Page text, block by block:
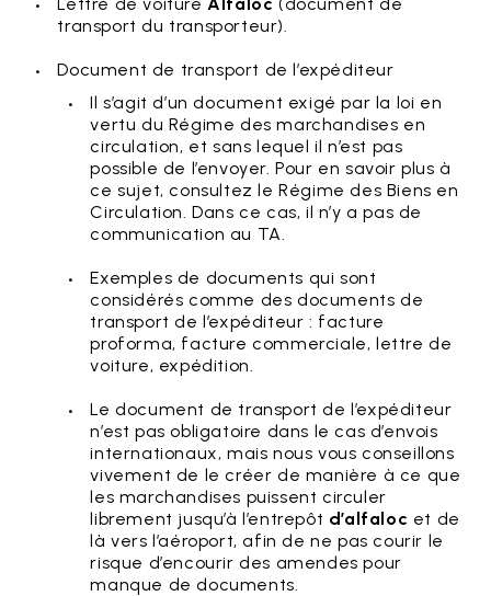
transport du transporteur).
Document de transport de l’expéditeur
Il s’agit d’un document exigé par la loi en
vertu du Régime des marchandises en
circulation, et sans lequel il n’est pas
possible de l’envoyer. Pour en savoir plus à
ce sujet, consultez le Régime des Biens en
Circulation. Dans ce cas, il n’y a pas de
communication au TA.
Exemples de documents qui sont
considérés comme des documents de
transport de l’expéditeur : facture
proforma, facture commerciale, lettre de
voiture, expédition.
Le document de transport de l’expéditeur
n’est pas obligatoire dans le cas d’envois
internationaux, mais nous vous conseillons
vivement de le créer de manière à ce que
les marchandises puissent circuler
librement jusqu’à l’entrepôt d’alfaloc et de
là vers l’aéroport, afin de ne pas courir le
risque d’encourir des amendes pour
manque de documents.